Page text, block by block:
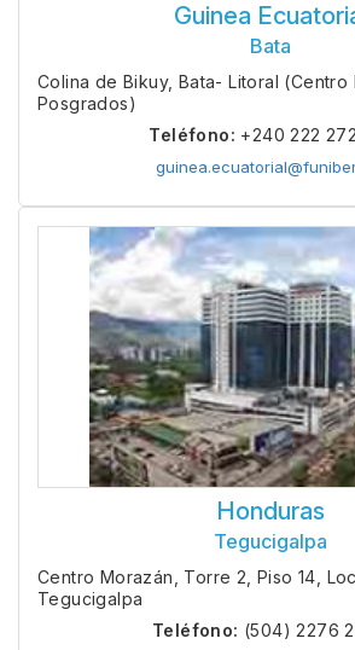
Guinea
Bata
Colina de Bikuy, Bata- Litoral (Centro
Posgrados)
Teléfono: +240 222
Honduras
Tegucigalpa
Centro Morazán, Torre 2, Piso 14,
Tegucigalpa
Teléfono: (504) 2276